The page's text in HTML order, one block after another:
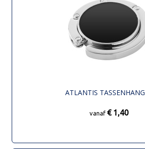
ATLANTIS
vanaf € 1,40